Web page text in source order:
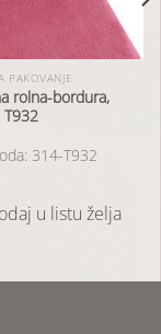
PAKOVANJE
rolna-bordura,
314-T932
u listu želja